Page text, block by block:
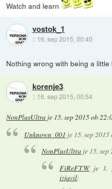
Watch and learn
vostok_1
:: 16. sep 2015, 00:40
Nothing wrong with being a little
korenje3
:: 16. sep 2015, 00:54
NonPlusUltra je 15. sep 2015 ob
Unknown_001 je 15. sep
NonPlusUltra je 15.
FiReFTWje 1.
izjavil: